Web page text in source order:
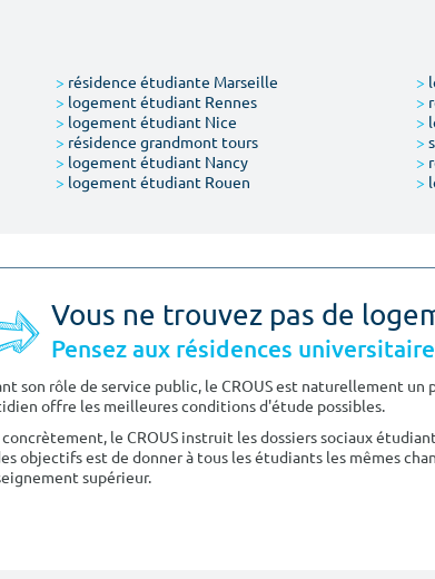
> résidence étudiante Marseille >
> logement étudiant Rennes >
> logement étudiant Nice >
> résidence grandmont tours >
> logement étudiant Nancy >
> logement étudiant Rouen >
Vous ne trouvez pas de
Pensez aux résidences
son rôle de service public, le CROUS est naturellement
offre les meilleures conditions d'étude possibles.
concrètement, le CROUS instruit les dossiers sociaux
objectifs est de donner à tous les étudiants les mêmes
supérieur.